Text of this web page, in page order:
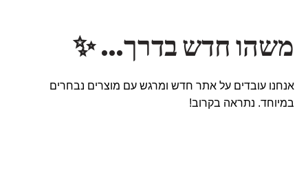
משהו חדש בדרך… ✨
אנחנו עובדים על אתר חדש ומרגש עם מוצרים נבחרים
במיוחד. נתראה בקרוב!